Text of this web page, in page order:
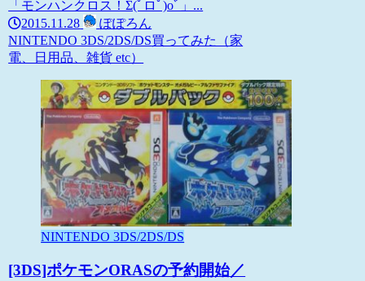
「モンハンクロス！Σ(ﾟロﾟ)oﾞ」...
2015.11.28
ぽぽろん
NINTENDO 3DS/2DS/DS買ってみた（家
電、日用品、雑貨 etc）
NINTENDO 3DS/2DS/DS
[3DS]ポケモンORASの予約開始／